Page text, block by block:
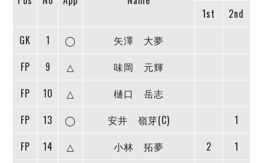
アグレミーナ浜松
ポルセイド浜田
ミラクルスマイル新居浜
1st
2nd
GK
1 ◯
矢澤 大夢
FP
9 △
味岡 元輝
FP
10 △
樋口 岳志
FP
13 ◯ 安井 嶺芽(C)
1
FP
14 △ 小林 拓夢 2
1